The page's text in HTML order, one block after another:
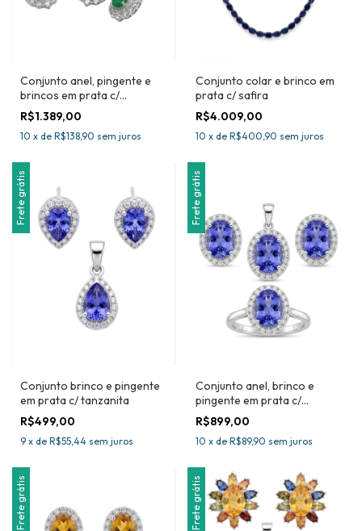
Conjunto anel, pingente e
brincos em prata c/
esmeralda
R$1.389,00
10 x de R$138,90 sem juros
Conjunto colar e brinco em
prata c/ safira
R$4.009,00
10 x de R$400,90 sem juros
Frete grátis
Conjunto brinco e pingente
em prata c/ tanzanita
R$499,00
9 x de R$55,44 sem juros
Frete grátis
Conjunto anel, brinco e
pingente em prata c/
tanzanita
R$899,00
10 x de R$89,90 sem juros
Frete grátis Frete grátis